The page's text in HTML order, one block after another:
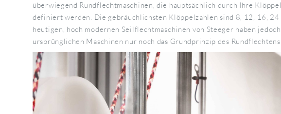
überwiegend Rundflechtmaschinen, die hauptsächlich durch Ihre
definiert werden. Die gebräuchlichsten Klöppelzahlen sind 8, 12, 16, 24
heutigen, hoch modernen Seilflechtmaschinen von Steeger haben
ursprünglichen Maschinen nur noch das Grundprinzip des Rundflechtens